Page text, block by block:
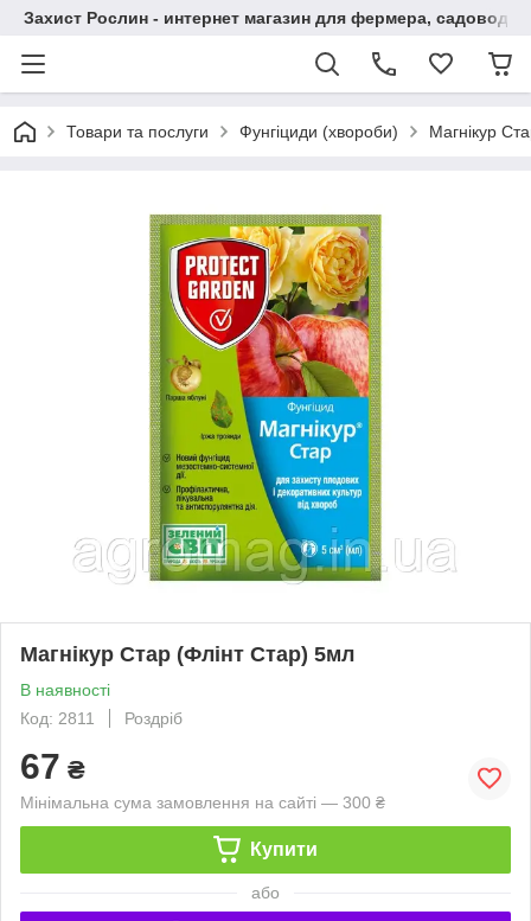
Захист Рослин - интернет магазин для фермера,
Товари та послуги Фунгіциди (хвороби) Магнікур
Магнікур Стар (Флінт Стар) 5мл
В наявності
Код: 2811
Роздріб
67 ₴
Мінімальна сума замовлення на сайті — 300 ₴
Купити
або